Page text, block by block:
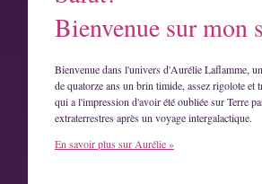
Bienvenue sur mon
Bienvenue dans l'univers d'Aurélie Laflamme,
de quatorze ans un brin timide, assez rigolote et
qui a l'impression d'avoir été oubliée sur Terre
extraterrestres après un voyage intergalactique.
En savoir plus sur Aurélie »